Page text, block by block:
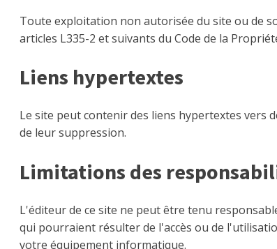
Toute exploitation non autorisée du site ou de
articles L335-2 et suivants du Code de la
Liens hypertextes
Le site peut contenir des liens hypertextes vers
de leur suppression.
Limitations des
L'éditeur de ce site ne peut être tenu
qui pourraient résulter de l'accès ou de
votre équipement informatique.